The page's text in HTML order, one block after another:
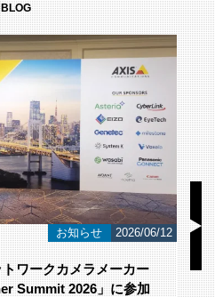
BLOG
お知らせ 2026/06/12
ワークカメラメーカー
Summit 2026」に参加